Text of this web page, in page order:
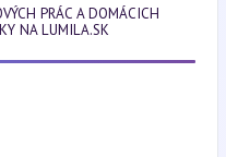
PRÁC A DOMÁCICH
NA LUMILA.SK